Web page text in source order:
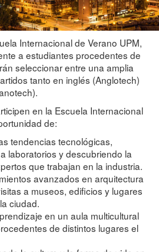
Internacional de Verano UPM,
a estudiantes procedentes de
seleccionar entre una amplia
tanto en inglés (Anglotech)
en la Escuela Internacional
de:
tendencias tecnológicas,
laboratorios y descubriendo la
que trabajan en la industria.
avanzados en arquitectura
a museos, edificios y lugares
ciudad.
en un aula multicultural
de distintos lugares el